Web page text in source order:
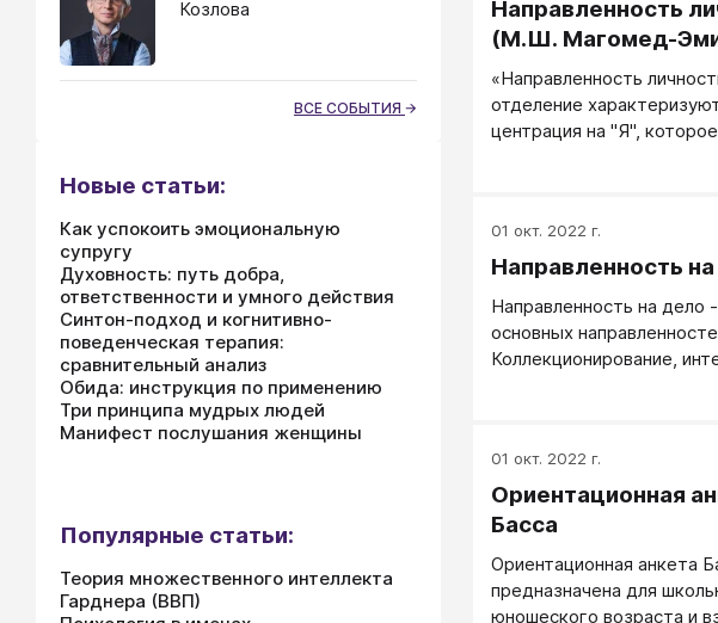
супругом (супругой), с
детьми, близкими и
межличностной
характерны следующие
навыки и особенности...
Направленность
(М.Ш. Магомед-
«Направленность
отделение
центрация на "Я",
децентрироваться от
учитывать позиции
требований; 3) имеется
направленность на
внутренние переживания;
01 окт. 2022 г.
Направленность
Направленность на дело
основных
Коллекционирование,
- проявления
очень различны. В
уровня развития
Направленность на дело
неразвитой личности -
01 окт. 2022 г.
Ориентационная
Басса
Ориентационная анкета
предназначена для
юношеского возраста и
Козлова
ВСЕ СОБЫТИЯ
Новые статьи:
Как успокоить эмоциональную
супругу
Духовность: путь добра,
ответственности и умного действия
Синтон-подход и когнитивно-
поведенческая терапия:
сравнительный анализ
Обида: инструкция по применению
Три принципа мудрых людей
Манифест послушания женщины
Популярные статьи:
Теория множественного интеллекта
Гарднера (ВВП)